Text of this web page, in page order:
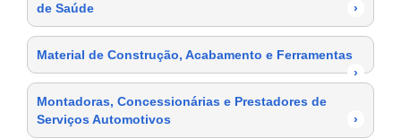
de Saúde
›
Material de Construção, Acabamento e Ferramentas
›
Montadoras, Concessionárias e Prestadores de
Serviços Automotivos
›